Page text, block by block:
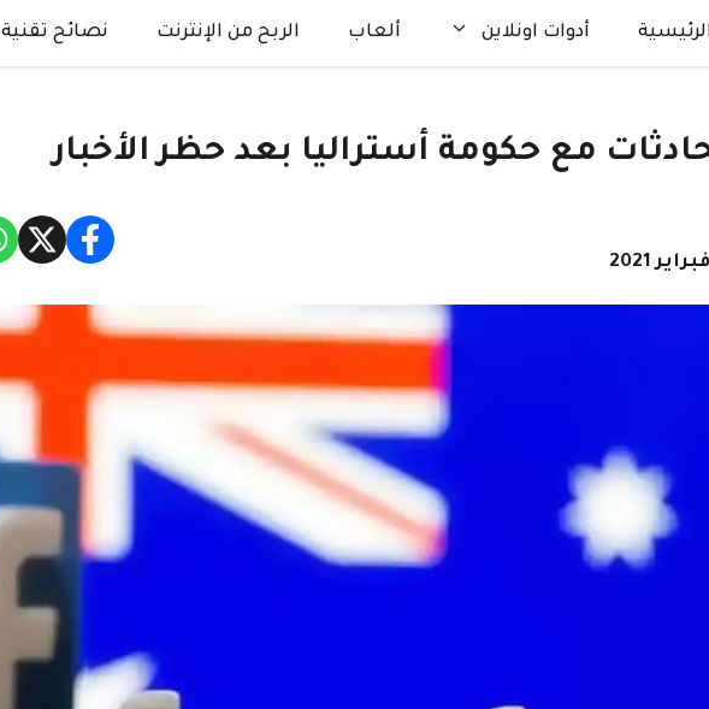
أدوات اونلاين ألعاب الربح من الإنترنت نصائح تقنية
مع حكومة أستراليا بعد حظر الأخبار